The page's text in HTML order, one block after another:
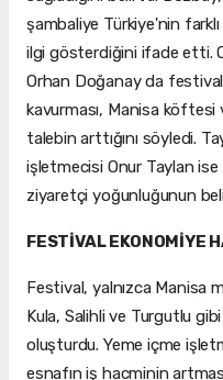
şambaliye Türkiye'nin
ilgi gösterdiğini ifade etti.
Orhan Doğanay da
kavurması, Manisa
talebin arttığını söyledi.
işletmecisi Onur Taylan
ziyaretçi yoğunluğunun
FESTİVAL EKONOMİYE
Festival, yalnızca Manisa
Kula, Salihli ve Turgutlu
oluşturdu. Yeme içme
esnafın iş hacminin